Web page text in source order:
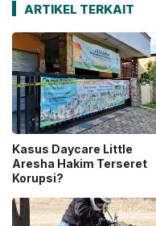
ARTIKEL TERKAIT
Kasus Daycare Little
Aresha Hakim Terseret
Korupsi?